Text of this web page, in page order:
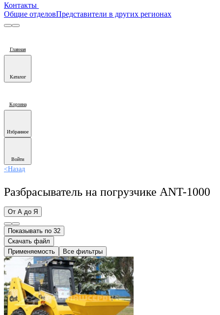
Контакты
Общие отделовПредставители в других регионах
Главная
Каталог
Корзина
Избранное
Войти
<Назад
Разбрасыватель на погрузчике ANT-1000
От А до Я
Показывать по 32
Скачать файл
Применяемость
Все фильтры